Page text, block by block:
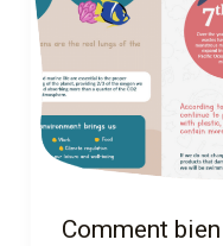
Comment
Youth
Conservation
?